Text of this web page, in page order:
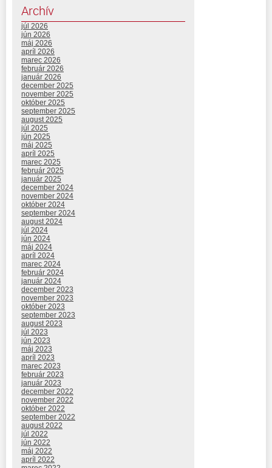
Archív
júl 2026
jún 2026
máj 2026
apríl 2026
marec 2026
február 2026
január 2026
december 2025
november 2025
október 2025
september 2025
august 2025
júl 2025
jún 2025
máj 2025
apríl 2025
marec 2025
február 2025
január 2025
december 2024
november 2024
október 2024
september 2024
august 2024
júl 2024
jún 2024
máj 2024
apríl 2024
marec 2024
február 2024
január 2024
december 2023
november 2023
október 2023
september 2023
august 2023
júl 2023
jún 2023
máj 2023
apríl 2023
marec 2023
február 2023
január 2023
december 2022
november 2022
október 2022
september 2022
august 2022
júl 2022
jún 2022
máj 2022
apríl 2022